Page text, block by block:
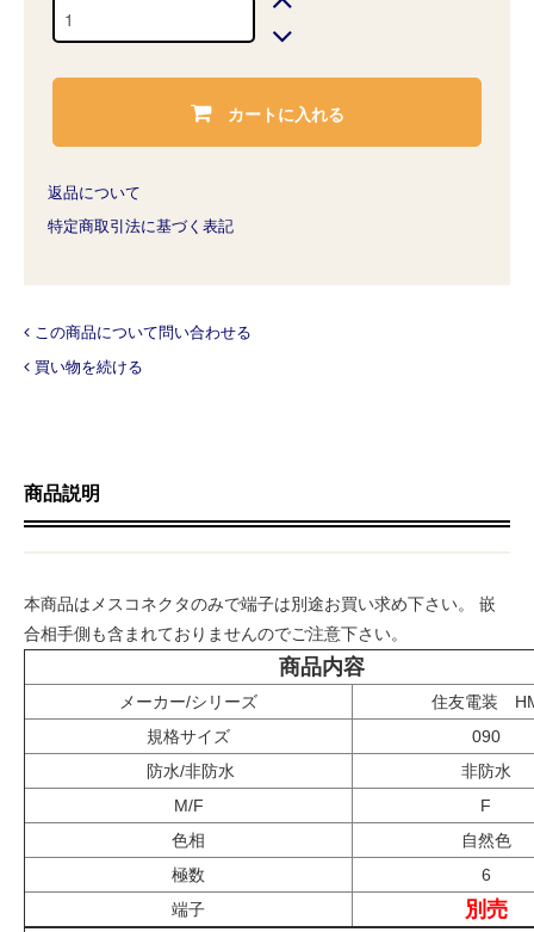
カートに入れる
返品について
特定商取引法に基づく表記
この商品について問い合わせる
買い物を続ける
商品説明
本商品はメスコネクタのみで端子は別途お買い求め下さい。 嵌
合相手側も含まれておりませんのでご注意下さい。
商品内容
メーカー/シリーズ
住友電装
規格サイズ
090
防水/非防水
非防水
M/F
F
色相
自然色
極数
6
端子
別売